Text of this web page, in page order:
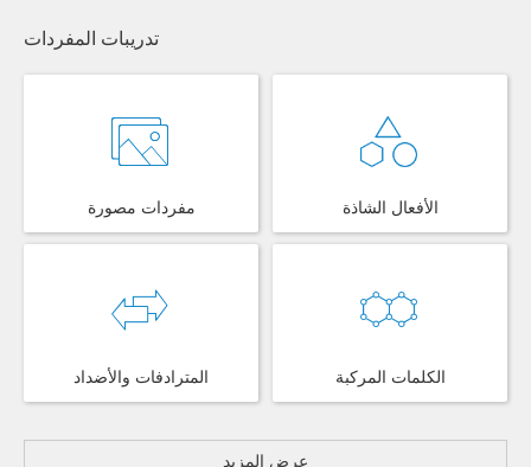
تدريبات المفردات
مفردات مصورة الأفعال الشاذة
المترادفات والأضداد الكلمات المركبة
عرض المزيد